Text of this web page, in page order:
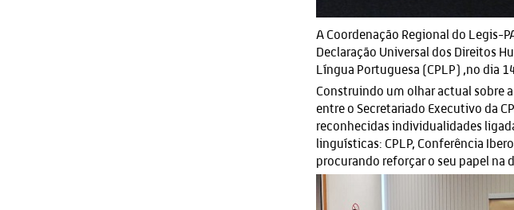
A Coordenação Regional do Legis-
Declaração Universal dos Direitos
Língua Portuguesa (CPLP) ,no dia
Construindo um olhar actual sobre
entre o Secretariado Executivo da
reconhecidas individualidades
linguísticas: CPLP, Conferência
procurando reforçar o seu papel na